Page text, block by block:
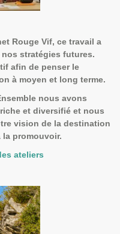
Rouge Vif, ce travail a
stratégies futures.
afin de penser le
à moyen et long terme.
nous avons
et diversifié et nous
vision de la destination
promouvoir.
ateliers